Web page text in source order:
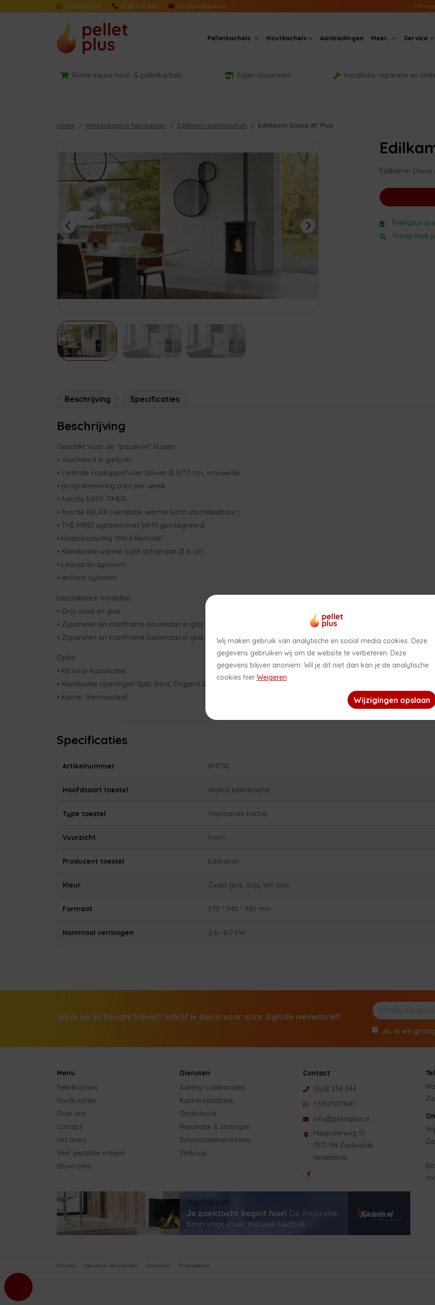
+31625091641 0528 234 344 info@pelletplus.nl
Pelletkachels Houtkachels Aanbiedingen Meer... Service
Ruime keuze hout- & pelletkachels Eigen showroom Installatie, reparatie en
Home Merkenpagina fabrikanten Edilkamin pelletkachels Edilkamin Dania AT Plus
Edilkamin Dania
Pelletplus is
Vraag naar
Beschrijving Specificaties
Beschrijving
Geschikt voor de “passieve” huizen.
• vuurhaard in gietijzer
• centrale rookgasafvoer boven Ø 8/13 cm, vrouwelijk
• programmering uren per week
• functie EASY TIMER
• functie RELAX (ventilatie warme lucht uitschakelbaar).
• THE MIND systeem met WI-FI geïntegreerd
• Radiobesturing “Mind Remote”
• Kanalisatie warme lucht achteraan Ø 6 cm
• Leonardo systeem
• airKare systeem
beschikbare modellen:
• Grijs staal en glas
• Zijpanelen en inzetframe bovenaan in glas witte
• Zijpanelen en inzetframe bovenaan in glas zwart
Optie:
• Kit voor kanalisatie
• Kanalisatie openingen Split, Bent, Origami & Sharp
• kamer thermostaat
Specificaties
Artikelnummer 814710
Hoofdsoort toestel Airplus pelletkachel
Type toestel Vrijstaande kachel
Vuurzicht Front
Producent toestel Edilkamin
Kleur Zwart glas, Grijs, Wit Glas
Formaat 570 * 540 * 960 mm
Nominaal vermogen 2,6 - 8,0 kW
Wil je op de hoogte blijven? Schrijf je dan in voor onze digitale nieuwsbrief!
Ja, ik wil
Menu
Pelletkachels
Houtkachels
Over ons
Contact
Het team
Veel gestelde vragen
Showroom
Diensten
Aanleg rookkanalen
Kachel installatie
Onderhoud
Reparatie & storingen
Schoorsteenrenovatie
Verkoop
Contact
0528 234 344
+31625091641
info@pelletplus.nl
Meppelerweg 51
7921 VN Zuidwolde
Nederland
-
Sitemap Algemene voorwaarden Disclaimer Privacybeleid
Openingstijden showroom in de zomerperiode
het is zomer! In de periode van 26 juni 2026 tot en met 31 augustus
2026 is daarom onze showroom uitsluitend op afspraak geopend.
Wij maken gebruik van analytische en social media cookies. Deze
gegevens gebruiken wij om de website te verbeteren. Deze
gegevens blijven anoniem. Wil je dit niet dan kan je de analytische
cookies hier Weigeren
Wijzigingen opslaan